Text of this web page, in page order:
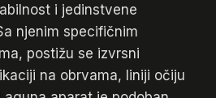
i jedinstvene
njenim specifičnim
postižu se izvrsni
na obrvama, liniji očiju